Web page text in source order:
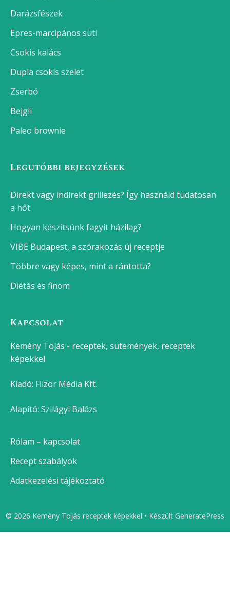
Darázsfészek
Epres-marcipános süti
Csokis kalács
Dupla csokis szelet
Zserbó
Bejgli
Paleo brownie
Legutóbbi bejegyzések
Direkt vagy indirekt grillezés? Így használd tudatosan
a hőt
Hogyan készítsünk fagyit házilag?
VIBE Budapest, a szórakozás új receptje
Többre vagy képes, mint a rántotta?
Diétás és finom
Kapcsolat
Kemény Tojás - receptek, sütemények, receptek
képekkel
Kiadó: Flizor Média Kft.
Alapító: Szilágyi Balázs
Rólam – kapcsolat
Recept szabályok
Adatkezelési tájékoztató
© 2026 Kemény Tojás receptek képekkel • Készült GeneratePress